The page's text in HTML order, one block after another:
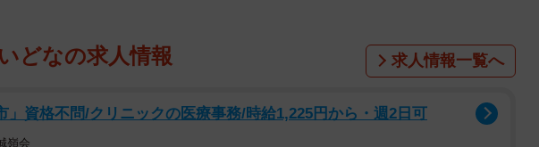
どなの求人情報 求人情報一覧へ
」資格不問/クリニックの医療事務/時給1,225円から・週2日可
嶺会